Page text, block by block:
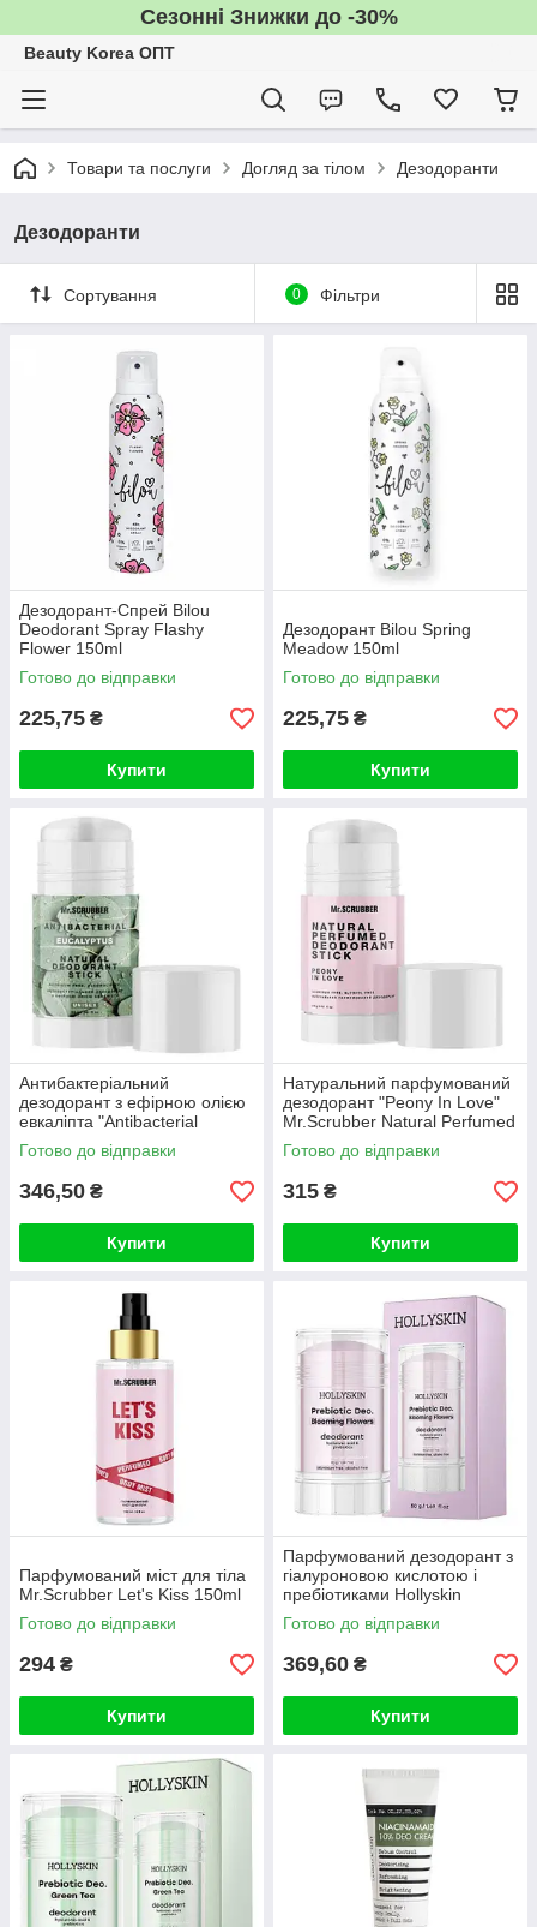
Сезонні Знижки до -30%
Beauty Korea ОПТ
Товари та послуги Догляд за тілом Дезодоранти
Дезодоранти
Сортування 0 Фільтри
Дезодорант-Спрей Bilou
Deodorant Spray Flashy
Flower 150ml
Готово до відправки
225,75 ₴
Купити
Дезодорант Bilou Spring
Meadow 150ml
Готово до відправки
225,75 ₴
Купити
Антибактеріальний
дезодорант з ефірною олією
евкаліпта "Antibacterial
Eucalyptus" Mr.Scrubber
Natura
Готово до відправки
346,50 ₴
Купити
Натуральний парфумований
дезодорант "Peony In Love"
Mr.Scrubber Natural Perfumed
Deodorant Stick 50g
Готово до відправки
315 ₴
Купити
Парфумований міст для тіла
Mr.Scrubber Let's Kiss 150ml
Готово до відправки
294 ₴
Купити
Парфумований дезодорант з
гіалуроновою кислотою і
пребіотиками Hollyskin
Prebiotic Deo. Blooming Fl
Готово до відправки
369,60 ₴
Купити